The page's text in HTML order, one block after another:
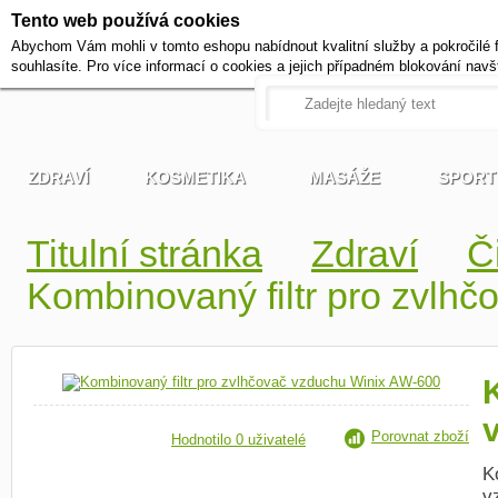
Titulní stránka Zdraví
Kombinovaný filtr pro
Hodnotilo 0 uživatelé Porovnat zboží
Pracovní dny od 9 do 17
ZDRAVÍ KOSMETIKA MASÁŽE SPORT
Tento web používá cookies
Abychom Vám mohli v tomto eshopu nabídnout kvalitní služby a
souhlasíte. Pro více informací o cookies a jejich případném blokování